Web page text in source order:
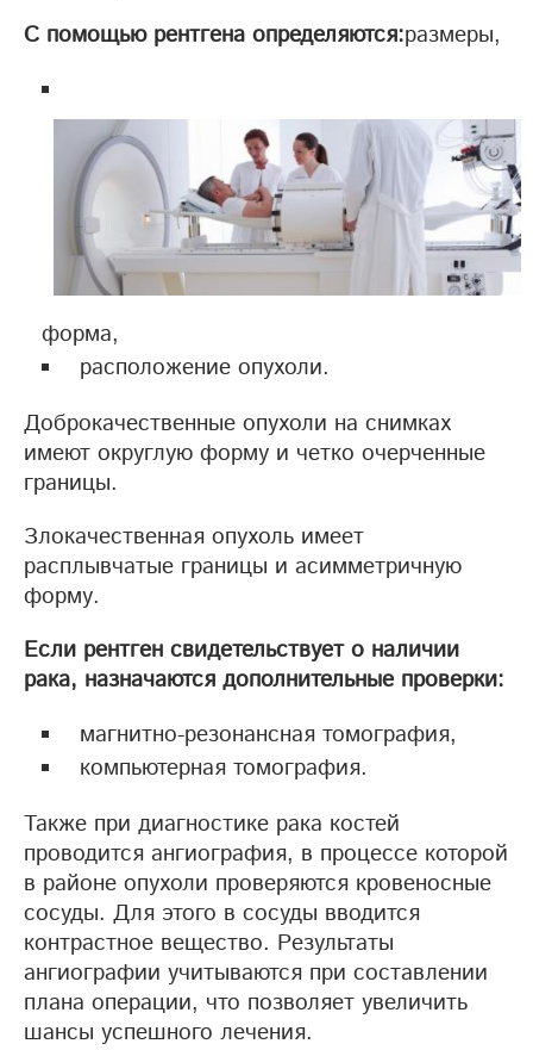
С помощью рентгена определяются:размеры,
форма,
расположение опухоли.
Доброкачественные опухоли на снимках
имеют округлую форму и четко очерченные
границы.
Злокачественная опухоль имеет
расплывчатые границы и асимметричную
форму.
Если рентген свидетельствует о наличии
рака, назначаются дополнительные проверки:
магнитно-резонансная томография,
компьютерная томография.
Также при диагностике рака костей
проводится ангиография, в процессе которой
в районе опухоли проверяются кровеносные
сосуды. Для этого в сосуды вводится
контрастное вещество. Результаты
ангиографии учитываются при составлении
плана операции, что позволяет увеличить
шансы успешного лечения.